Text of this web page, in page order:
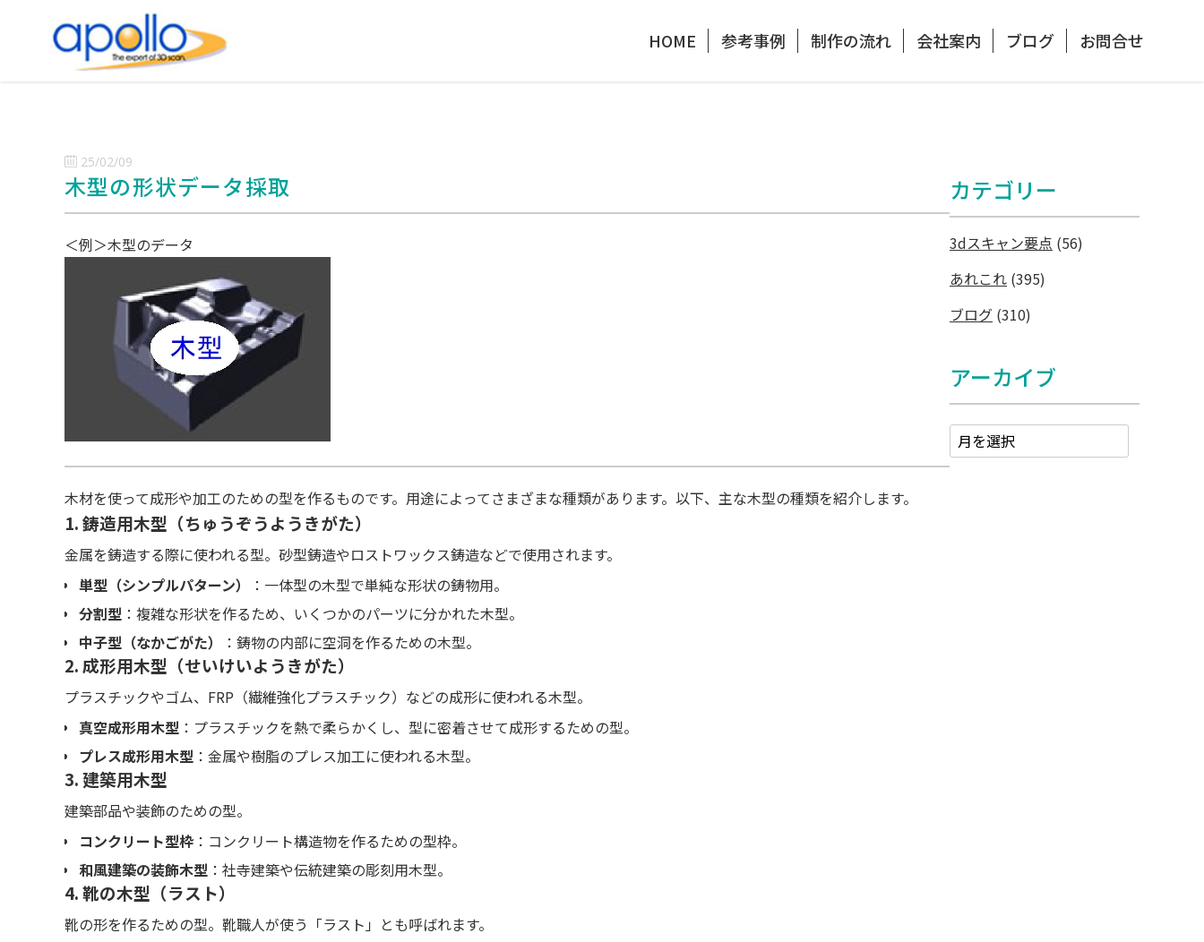
HOME 参考事例 制作の流れ 会社案内 ブログ お問合せ
25/02/09
木型の形状データ採取
＜例＞木型のデータ
木材を使って成形や加工のための型を作るものです。用途によってさまざまな種類があります。以下、主な木型の種類を紹介します。
1. 鋳造用木型（ちゅうぞうようきがた）
金属を鋳造する際に使われる型。砂型鋳造やロストワックス鋳造などで使用されます。
単型（シンプルパターン）
：一体型の木型で単純な形状の鋳物用。
分割型 ：複雑な形状を作るため、いくつかのパーツに分かれた木型。
中子型（なかごがた）
：鋳物の内部に空洞を作るための木型。
2. 成形用木型（せいけいようきがた）
プラスチックやゴム、FRP（繊維強化プラスチック）などの成形に使われる木型。
真空成形用木型 ：プラスチックを熱で柔らかくし、型に密着させて成形するための型。
プレス成形用木型 ：金属や樹脂のプレス加工に使われる木型。
3. 建築用木型
建築部品や装飾のための型。
コンクリート型枠 ：コンクリート構造物を作るための型枠。
和風建築の装飾木型 ：社寺建築や伝統建築の彫刻用木型。
4. 靴の木型（ラスト）
靴の形を作るための型。靴職人が使う「ラスト」とも呼ばれます。
カテゴリー
3dスキャン要点 (56)
あれこれ (395)
ブログ (310)
アーカイブ